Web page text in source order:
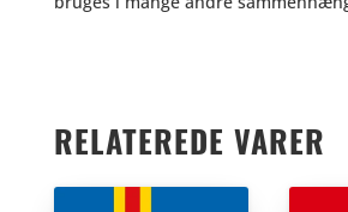
RELATEREDE VARER